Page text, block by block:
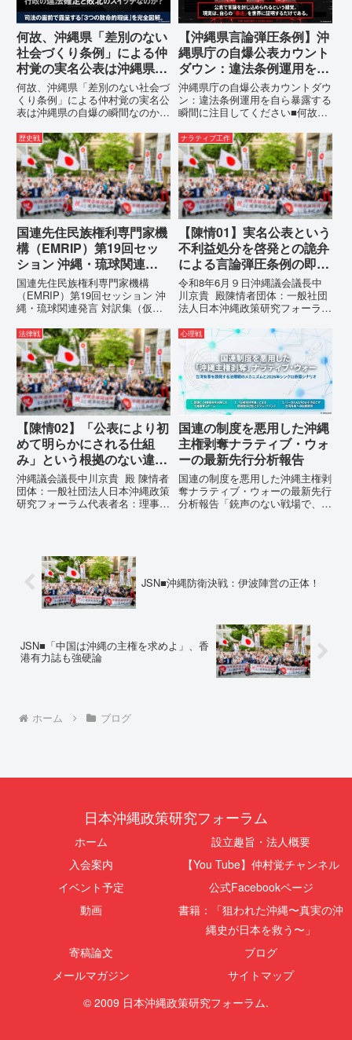
何故、沖縄県「差別のない
社会づくり条例」による仲
村覚の実名公表は沖縄県の
自爆の瞬間なのか？その3
つの理由。
何故、沖縄県「差別のない社会づ
くり条例」による仲村覚の実名公
表は沖縄県の自爆の瞬間なのか？
強行しようとしている「仲村覚の
実名公表」。行政側はこの行為
を、特定の個人を社会的制裁に追
い込むための「仕上げ」だと考え
て...
【沖縄県言論弾圧条例】沖
縄県庁の自爆公表カウント
ダウン：違法条例運用を自
ら暴露する瞬間に注目して
ください
沖縄県庁の自爆公表カウントダウ
ン：違法条例運用を自ら暴露する
瞬間に注目してください■何故、
テルを貼りたい本当の理由「なぜ
沖縄県庁は、法を無視してまで私
を封じ込めようとするのか。」そ
の理由は明確です。県政が統治
の...
歴史戦
国連先住民族権利専門家機
構（EMRIP）第19回セッ
ション 沖縄・琉球関連発
言 対訳集（仮訳）
国連先住民族権利専門家機構
（EMRIP）第19回セッション 沖
縄・琉球関連発言 対訳集（仮
（EMRIP）の各会合において行
われた、沖縄・琉球の先住民族指
定、PFAS（有機フッ素化合物）
問題、米軍基地、伝統文化（...
ナラティブ工作
【陳情01】実名公表という
不利益処分を啓発との詭弁
による言論弾圧条例の即時
運用停止を求める陳情
令和8年6月９日沖縄議会議長中
川京貴 殿陳情者団体：一般社団
法人日本沖縄政策研究フォーラム
所：沖縄県那覇市電 話：
080- 実名公表という不利益処分
を啓発との詭弁による言論弾圧条
例の即時運用停止を求める陳情
1...
法律戦
【陳情02】「公表により初
めて明らかにされる仕組
み」という根拠のない違法
運用の指摘と条例運用の停
止を求める陳情書
沖縄議会議長中川京貴 殿 陳情者
団体：一般社団法人日本沖縄政策
研究フォーラム代表者名：理事
う根拠のない違法運用の指摘と条
例運用の停止を求める陳情...
心理戦
国連の制度を悪用した沖縄
主権剥奪ナラティブ・ウォ
ーの最新先行分析報告
国連の制度を悪用した沖縄主権剥
奪ナラティブ・ウォーの最新先行
分析報告「銃声のない戦場で、日
張...
JSN■沖縄防衛決戦：伊波陣営の正体！
JSN■「中国は沖縄の主権を求めよ」、香
港有力誌も強硬論
ホーム ブログ
日本沖縄政策研究フォーラム
ホーム
設立趣旨・法人概要
入会案内
【You Tube】仲村覚チャンネル
イベント予定
公式Facebookページ
動画
書籍：「狙われた沖縄〜真実の沖
縄史が日本を救う〜」
寄稿論文
ブログ
メールマガジン
サイトマップ
© 2009 日本沖縄政策研究フォーラム.